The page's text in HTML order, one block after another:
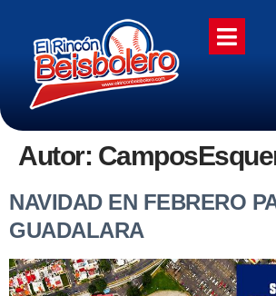
Autor:
NAVIDAD EN FEBRERO
GUADALARA